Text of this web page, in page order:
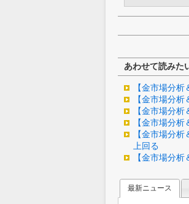
あわせて読みた
【金市場分
【金市場分
【金市場分
【金市場分
【金市場分
上回る
【金市場分
最新ニュース